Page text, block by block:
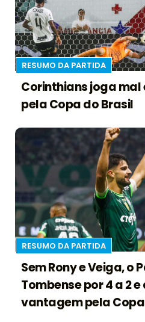
RESUMO DA PARTIDA
Corinthians joga mal
pela Copa do Brasil
RESUMO DA PARTIDA
Sem Rony e Veiga, o
Tombense por 4 a 2
vantagem pela